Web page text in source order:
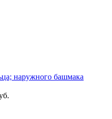
наружного башмака